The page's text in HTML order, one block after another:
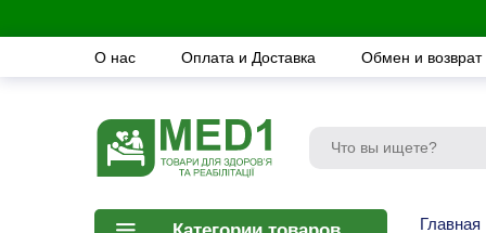
О нас Оплата и Доставка Обмен и возврат
Главная